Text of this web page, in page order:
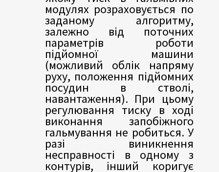
модулях розраховується по
заданому алгоритму,
залежно від поточних
параметрів роботи
підйомної машини
(можливий облік напряму
руху, положення підйомних
посудин в стволі,
навантаження). При цьому
регулювання тиску в ході
виконання запобіжного
гальмування не робиться. У
разі виникнення
несправності в одному з
контурів, інший коригує